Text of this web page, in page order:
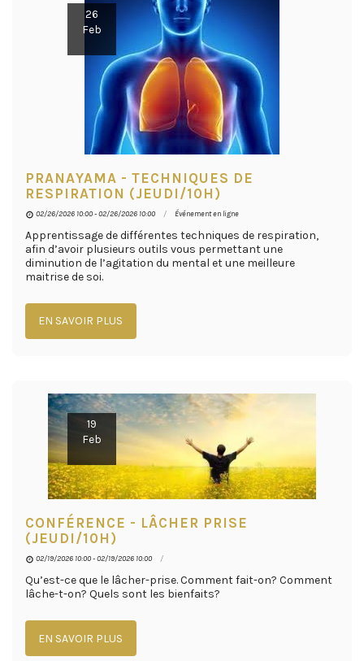
26
Feb
PRANAYAMA - TECHNIQUES DE
RESPIRATION (JEUDI/10H)
02/26/2026 10:00 - 02/26/2026 10:00 Événement en ligne
Apprentissage de différentes techniques de respiration,
afin d’avoir plusieurs outils vous permettant une
diminution de l’agitation du mental et une meilleure
maitrise de soi.
EN SAVOIR PLUS
19
Feb
CONFÉRENCE - LÂCHER PRISE
(JEUDI/10H)
02/19/2026 10:00 - 02/19/2026 10:00
Qu’est-ce que le lâcher-prise. Comment fait-on? Comment
lâche-t-on? Quels sont les bienfaits?
EN SAVOIR PLUS